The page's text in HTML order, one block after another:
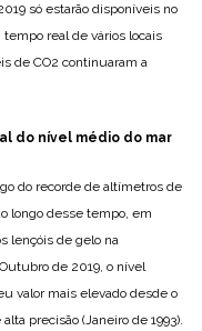
só estarão disponíveis no
real de vários locais
de CO2 continuaram a
do nível médio do mar
do recorde de altímetros de
longo desse tempo, em
lençóis de gelo na
de 2019, o nível
valor mais elevado desde o
precisão (Janeiro de 1993).